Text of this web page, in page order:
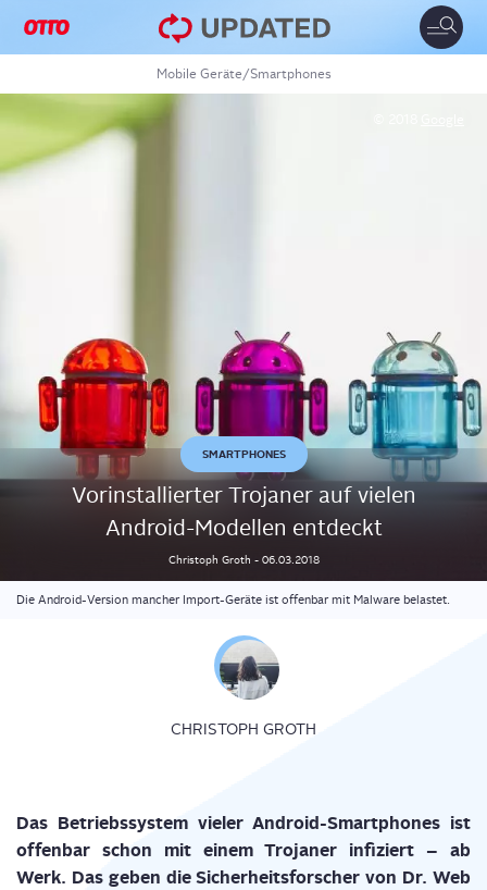
Toggle
Mobile Geräte/Smartphones
SMARTPHONES
Vor­in­stal­lier­ter Tro­ja­ner auf vie­len
Android-Model­len entdeckt
Christoph Groth - 06.03.2018
Die Android-Version mancher Import-Geräte ist offenbar mit Malware belastet.
CHRISTOPH GROTH
Das Betriebs­sys­tem vie­ler Android-Smart­phones ist
offen­bar schon mit einem Tro­ja­ner infi­ziert – ab
Werk. Das geben die Sicher­heits­for­scher von Dr. Web